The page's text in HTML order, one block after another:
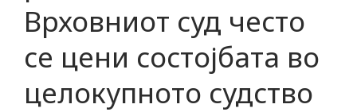
Врховниот суд често
се цени состојбата во
целокупното судство